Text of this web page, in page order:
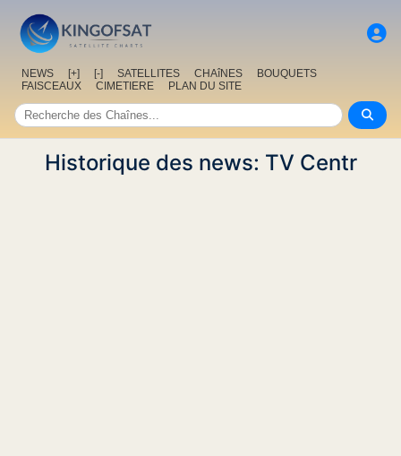
NEWS [+] [-] SATELLITES CHAîNES
BOUQUETS
FAISCEAUX
CIMETIERE PLAN DU SITE
Historique des news: TV Centr